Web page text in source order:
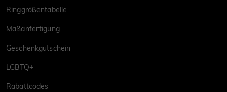
Ringgrößentabelle
Maßanfertigung
Geschenkgutschein
LGBTQ+
Rabattcodes